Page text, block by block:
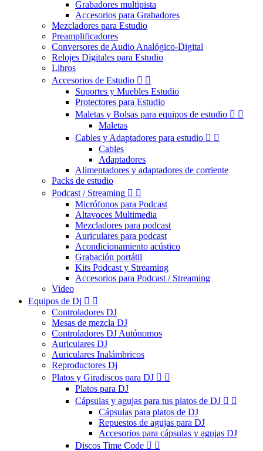
Grabadores multipista
Accesorios para Grabadores
Mezcladores para Estudio
Preamplificadores
Conversores de Audio Analógico-Digital
Relojes Digitales para Estudio
Libros
Accesorios de Estudio  
Soportes y Muebles Estudio
Protectores para Estudio
Maletas y Bolsas para equipos de estudio  
Maletas
Cables y Adaptadores para estudio  
Cables
Adaptadores
Alimentadores y adaptadores de corriente
Packs de estudio
Podcast / Streaming  
Micrófonos para Podcast
Altavoces Multimedia
Mezcladores para podcast
Auriculares para podcast
Acondicionamiento acústico
Grabación portátil
Kits Podcast y Streaming
Accesorios para Podcast / Streaming
Video
Equipos de Dj  
Controladores DJ
Mesas de mezcla DJ
Controladores DJ Autónomos
Auriculares DJ
Auriculares Inalámbricos
Reproductores Dj
Platos y Giradiscos para DJ  
Platos para DJ
Cápsulas y agujas para tus platos de DJ  
Cápsulas para platos de DJ
Repuestos de agujas para DJ
Accesorios para cápsulas y agujas DJ
Discos Time Code  